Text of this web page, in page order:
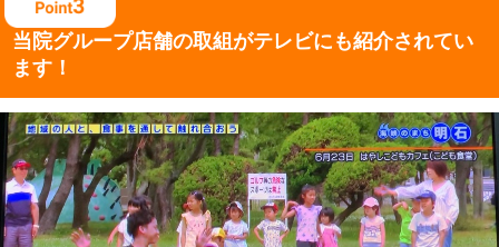
当院グループ店舗の取組がテレビにも紹介されてい
ます！